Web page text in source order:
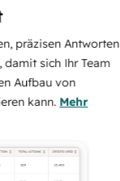
Antworten
sich Ihr Team
von
Mehr